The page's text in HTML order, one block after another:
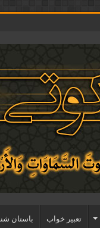
تعبیر خواب باستان